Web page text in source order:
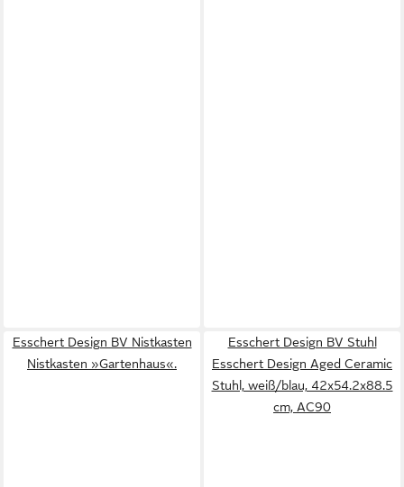
Esschert Design BV Nistkasten
Nistkasten »Gartenhaus«.
Esschert Design BV Stuhl
Esschert Design Aged Ceramic
Stuhl, weiß/blau, 42x54.2x88.5
cm, AC90